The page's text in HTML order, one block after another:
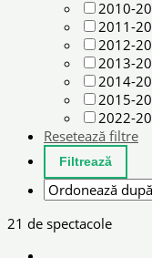
2010-
2011-
2012-
2013-
2014-
2015-
2022-
Resetează filtre
21 de spectacole